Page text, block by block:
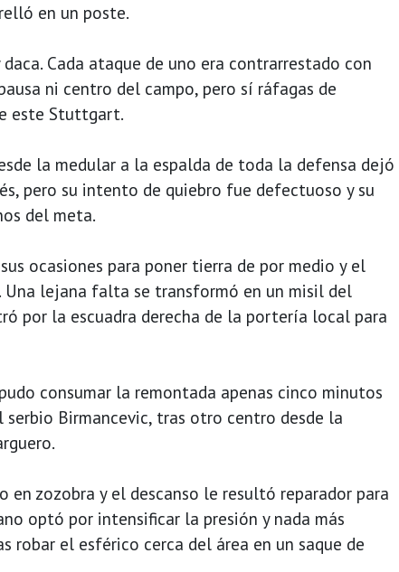
en un poste.
Cada ataque de uno era contrarrestado con
ni centro del campo, pero sí ráfagas de
este Stuttgart.
la medular a la espalda de toda la defensa dejó
pero su intento de quiebro fue defectuoso y su
del meta.
ocasiones para poner tierra de por medio y el
Una lejana falta se transformó en un misil del
por la escuadra derecha de la portería local para
consumar la remontada apenas cinco minutos
serbio Birmancevic, tras otro centro desde la
en zozobra y el descanso le resultó reparador para
optó por intensificar la presión y nada más
robar el esférico cerca del área en un saque de